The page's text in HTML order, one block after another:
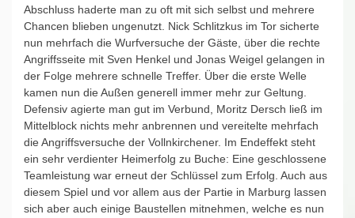
Abschluss haderte man zu oft mit sich selbst und mehrere
Chancen blieben ungenutzt. Nick Schlitzkus im Tor sicherte
nun mehrfach die Wurfversuche der Gäste, über die rechte
Angriffsseite mit Sven Henkel und Jonas Weigel gelangen in
der Folge mehrere schnelle Treffer. Über die erste Welle
kamen nun die Außen generell immer mehr zur Geltung.
Defensiv agierte man gut im Verbund, Moritz Dersch ließ im
Mittelblock nichts mehr anbrennen und vereitelte mehrfach
die Angriffsversuche der Vollnkirchener. Im Endeffekt steht
ein sehr verdienter Heimerfolg zu Buche: Eine geschlossene
Teamleistung war erneut der Schlüssel zum Erfolg. Auch aus
diesem Spiel und vor allem aus der Partie in Marburg lassen
sich aber auch einige Baustellen mitnehmen, welche es nun